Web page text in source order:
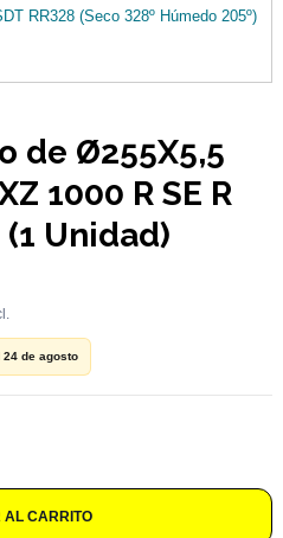
RR328 (Seco 328º Húmedo 205º)
de Ø255X5,5
1000 R SE R
(1 Unidad)
24 de agosto
AL CARRITO